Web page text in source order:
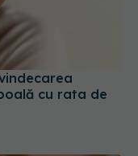
cu rata de